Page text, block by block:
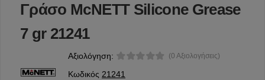
Γράσο McNETT Silicone Grease
7 gr 21241
Αξιολόγηση: (0 Αξιολογήσεις)
Κωδικός 21241